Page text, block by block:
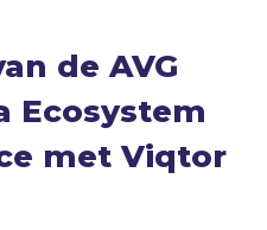
de AVG
Ecosystem
met Viqtor